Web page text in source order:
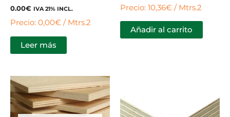
0.00€ IVA 21% INCL.
Precio: 0,00€ / Mtrs.2
Leer más
Precio: 10,36€ / Mtrs.2
Añadir al carrito